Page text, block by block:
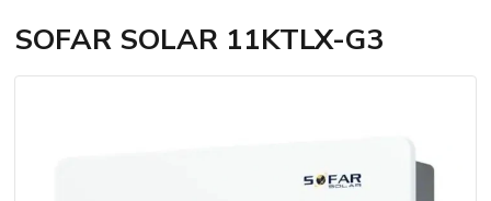
SOFAR SOLAR 11KTLX-G3